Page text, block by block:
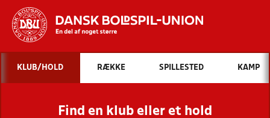
Hvad vil du søge efter?
INDHOLD OG NYHEDER
STILLINGER, RESULTATER, KLUBBER OG
KLUB/HOLD RÆKKE SPILLESTED KAMP
Find en klub eller et hold